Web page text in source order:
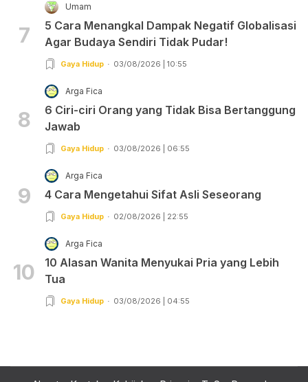
7
Umam
5 Cara Menangkal Dampak Negatif Globalisasi
Agar Budaya Sendiri Tidak Pudar!
Gaya Hidup 03/08/2026 | 10:55
8
Arga Fica
6 Ciri-ciri Orang yang Tidak Bisa Bertanggung
Jawab
Gaya Hidup 03/08/2026 | 06:55
9
Arga Fica
4 Cara Mengetahui Sifat Asli Seseorang
Gaya Hidup 02/08/2026 | 22:55
10
Arga Fica
10 Alasan Wanita Menyukai Pria yang Lebih
Tua
Gaya Hidup 03/08/2026 | 04:55